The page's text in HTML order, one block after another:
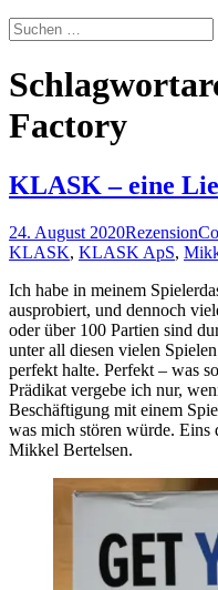
Suchen
nach:
Factory
KLASK – eine
24. August 2020Rezension
KLASK, KLASK ApS,
Ich habe in meinem
ausprobiert, und dennoch
oder über 100 Partien sind
unter all diesen vielen
perfekt halte. Perfekt – was
Prädikat vergebe ich nur,
Beschäftigung mit einem
was mich stören würde. Eins
Mikkel Bertelsen.